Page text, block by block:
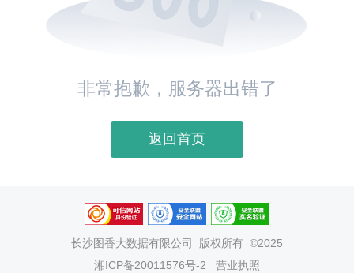
非常抱歉，服务器出错了
返回首页
长沙图香大数据有限公司
版权所有 ©2025
湘ICP备20011576号-2
营业执照